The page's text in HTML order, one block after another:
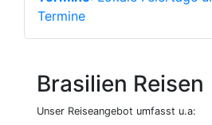
Termine
Brasilien Reisen
Unser Reiseangebot umfasst u.a: